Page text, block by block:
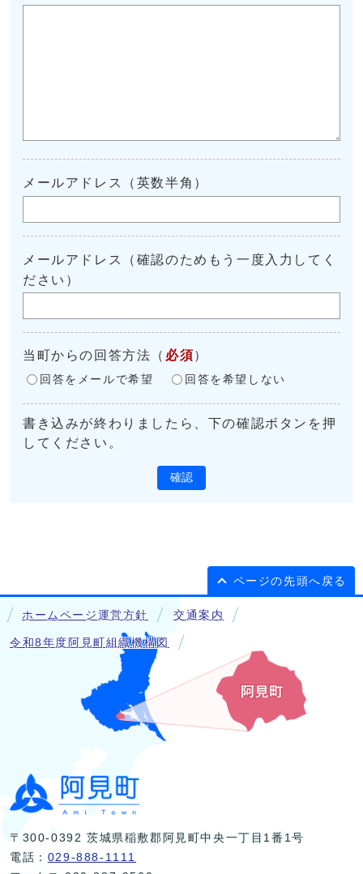
メールアドレス（英数半角）
メールアドレス（確認のためもう一度入力してく
ださい）
当町からの回答方法 （ 必須 ）
回答をメールで希望 回答を希望しない
書き込みが終わりましたら、下の確認ボタンを押
してください。
確認
ページの先頭へ戻る
ホームページ運営方針 交通案内
令和8年度阿見町組織機構図
〒300-0392 茨城県稲敷郡阿見町中央一丁目1番1号
電話： 029-888-1111